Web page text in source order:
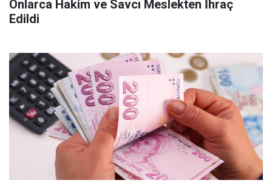
Onlarca Hakim ve Savcı Meslekten İhraç
Edildi